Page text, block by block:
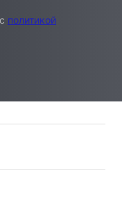
политикой